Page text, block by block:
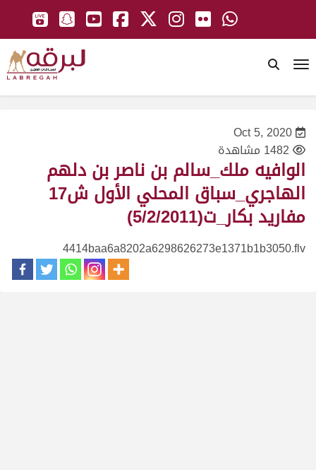
Oct 5, 2020
1482 مشاهدة
الوافيه ملك_سالم بن ناصر بن دلهم
الهاجري_سباق المحلي الأول ش17
مفاريد بكار_ت(5/2/2011)
4414baa6a8202a6298626273e1371b1b3050.flv